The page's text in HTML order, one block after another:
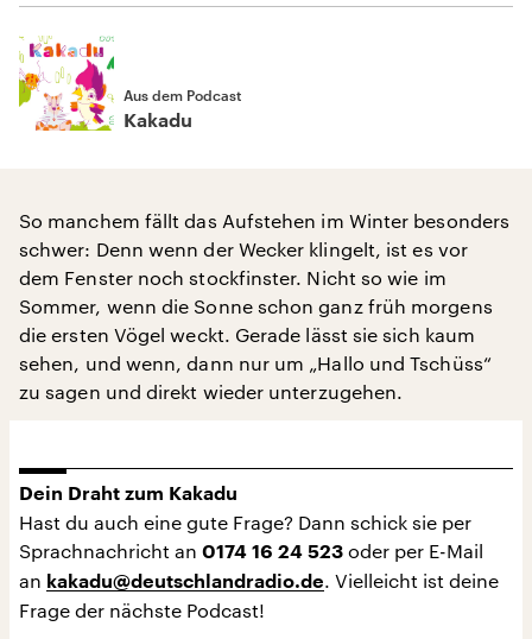
Aus dem Podcast
Kakadu
So manchem fällt das Aufstehen im Winter besonders
schwer: Denn wenn der Wecker klingelt, ist es vor
dem Fenster noch stockfinster. Nicht so wie im
Sommer, wenn die Sonne schon ganz früh morgens
die ersten Vögel weckt. Gerade lässt sie sich kaum
sehen, und wenn, dann nur um „Hallo und Tschüss“
zu sagen und direkt wieder unterzugehen.
Dein Draht zum Kakadu
Hast du auch eine gute Frage? Dann schick sie per
Sprachnachricht an 0174 16 24 523 oder per E-Mail
an kakadu@deutschlandradio.de
. Vielleicht ist deine
Frage der nächste Podcast!